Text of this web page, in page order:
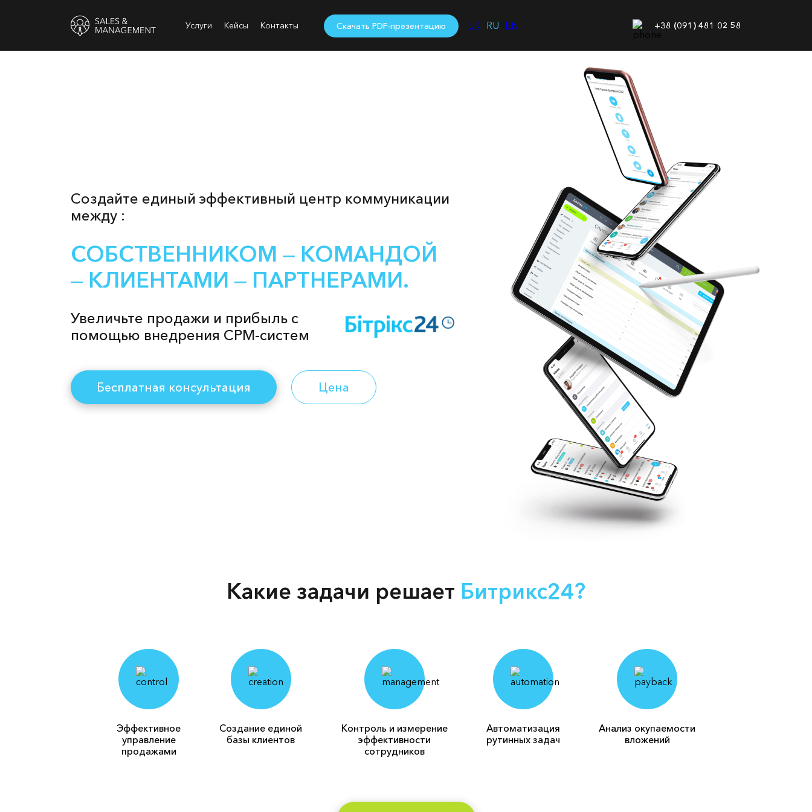
Услуги Кейсы Контакты Скачать PDF-презентацию UK RU EN +38 (091) 481 02 58
Создайте единый эффективный центр коммуникации
между :
СОБСТВЕННИКОМ ‒ КОМАНДОЙ
‒ КЛИЕНТАМИ ‒ ПАРТНЕРАМИ.
Увеличьте продажи и прибыль с
помощью внедрения СРМ-систем
Бесплатная консультация Цена
Какие задачи решает Битрикс24?
Эффективное
управление
продажами
Создание единой
базы клиентов
Контроль и измерение
эффективности
сотрудников
Автоматизация
рутинных задач
Анализ окупаемости
вложений